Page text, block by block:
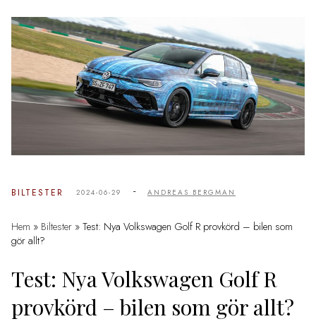
BILTESTER 2024-06-29 - ANDREAS BERGMAN
Hem » Biltester » Test: Nya Volkswagen Golf R provkörd – bilen som
gör allt?
Test: Nya Volkswagen Golf R
provkörd – bilen som gör allt?